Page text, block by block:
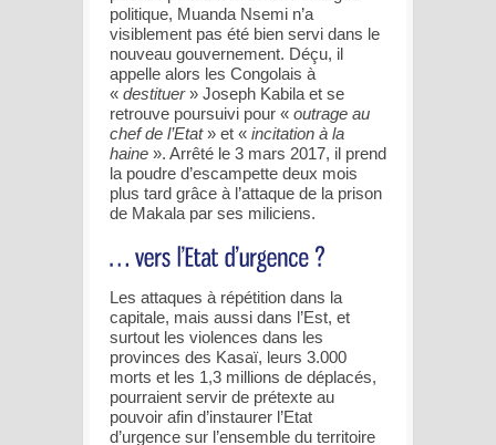
politique, Muanda Nsemi n’a
visiblement pas été bien servi dans le
nouveau gouvernement. Déçu, il
appelle alors les Congolais à
« destituer» Joseph Kabila et se
retrouve poursuivi pour « outrage au
chef de l’Etat» et « incitation à la
haine ». Arrêté le 3 mars 2017, il prend
la poudre d’escampette deux mois
plus tard grâce à l’attaque de la prison
de Makala par ses miliciens.
Les attaques à répétition dans la
capitale, mais aussi dans l’Est, et
surtout les violences dans les
provinces des Kasaï, leurs 3.000
morts et les 1,3 millions de déplacés,
pourraient servir de prétexte au
pouvoir afin d’instaurer l’Etat
d’urgence sur l’ensemble du territoire